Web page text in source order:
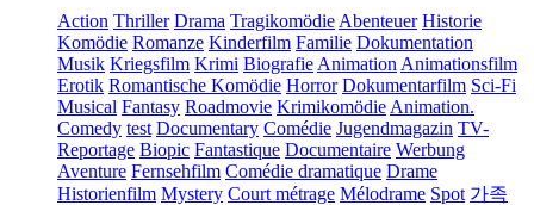
Action Thriller Drama Tragikomödie Abenteuer Historie
Komödie Romanze Kinderfilm Familie Dokumentation
Musik Kriegsfilm Krimi Biografie Animation Animationsfilm
Erotik Romantische Komödie Horror Dokumentarfilm Sci-Fi
Musical Fantasy Roadmovie Krimikomödie Animation.
Comedy test Documentary Comédie Jugendmagazin TV-
Reportage Biopic Fantastique Documentaire Werbung
Aventure Fernsehfilm Comédie dramatique Drame
Historienfilm Mystery Court métrage Mélodrame Spot 가족